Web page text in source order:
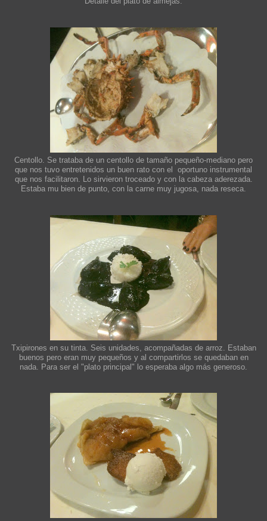
Centollo. Se trataba de un centollo de tamaño pequeño-mediano pero
que nos tuvo entretenidos un buen rato con el oportuno instrumental
que nos facilitaron. Lo sirvieron troceado y con la cabeza aderezada.
Estaba mu bien de punto, con la carne muy jugosa, nada reseca.
Txipirones en su tinta. Seis unidades, acompañadas de arroz. Estaban
buenos pero eran muy pequeños y al compartirlos se quedaban en
nada. Para ser el "plato principal" lo esperaba algo más generoso.